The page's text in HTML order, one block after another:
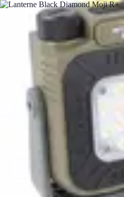
Relaxations Rapides
Techniques de RelaxationConseils
Technologie Routines
Relaxations Rapides